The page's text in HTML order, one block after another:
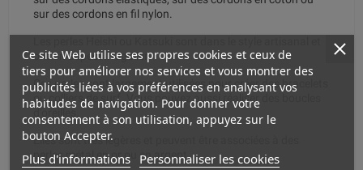
sur des cordons en fil nylon.
ont un aspect irrégulier.
Ces perles sont largement utilisées pour créer des bracelets
ou colliers de surf. Vous pouvez aussi réaliser des boucles
d'oreilles.
Elles sont très légères et peuvent être associées à des
perles métal en or ou en argent.
Ce site Web utilise ses propres cookies et ceux de
tiers pour améliorer nos services et vous montrer des
publicités liées à vos préférences en analysant vos
habitudes de navigation. Pour donner votre
consentement à son utilisation, appuyez sur le
bouton Accepter.
Plus d'informations Personnaliser les cookies